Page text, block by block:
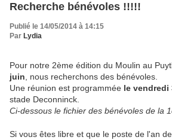
Recherche bénévoles !!!!!
Publié le 14/05/2014 à 14:15
Par Lydia
Pour notre 2ème édition du Moulin au
juin , nous recherchons des bénévoles.
Une réunion est programmée le vendredi
stade Deconninck.
Ci-dessous le fichier des bénévoles de la
Si vous êtes libre et que le poste de l'an